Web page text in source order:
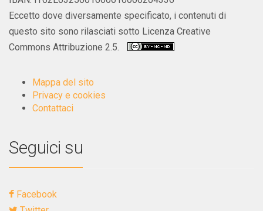
Eccetto dove diversamente specificato, i contenuti di
questo sito sono rilasciati sotto Licenza Creative
Commons Attribuzione 2.5.
Mappa del sito
Privacy e cookies
Contattaci
Seguici su
Facebook